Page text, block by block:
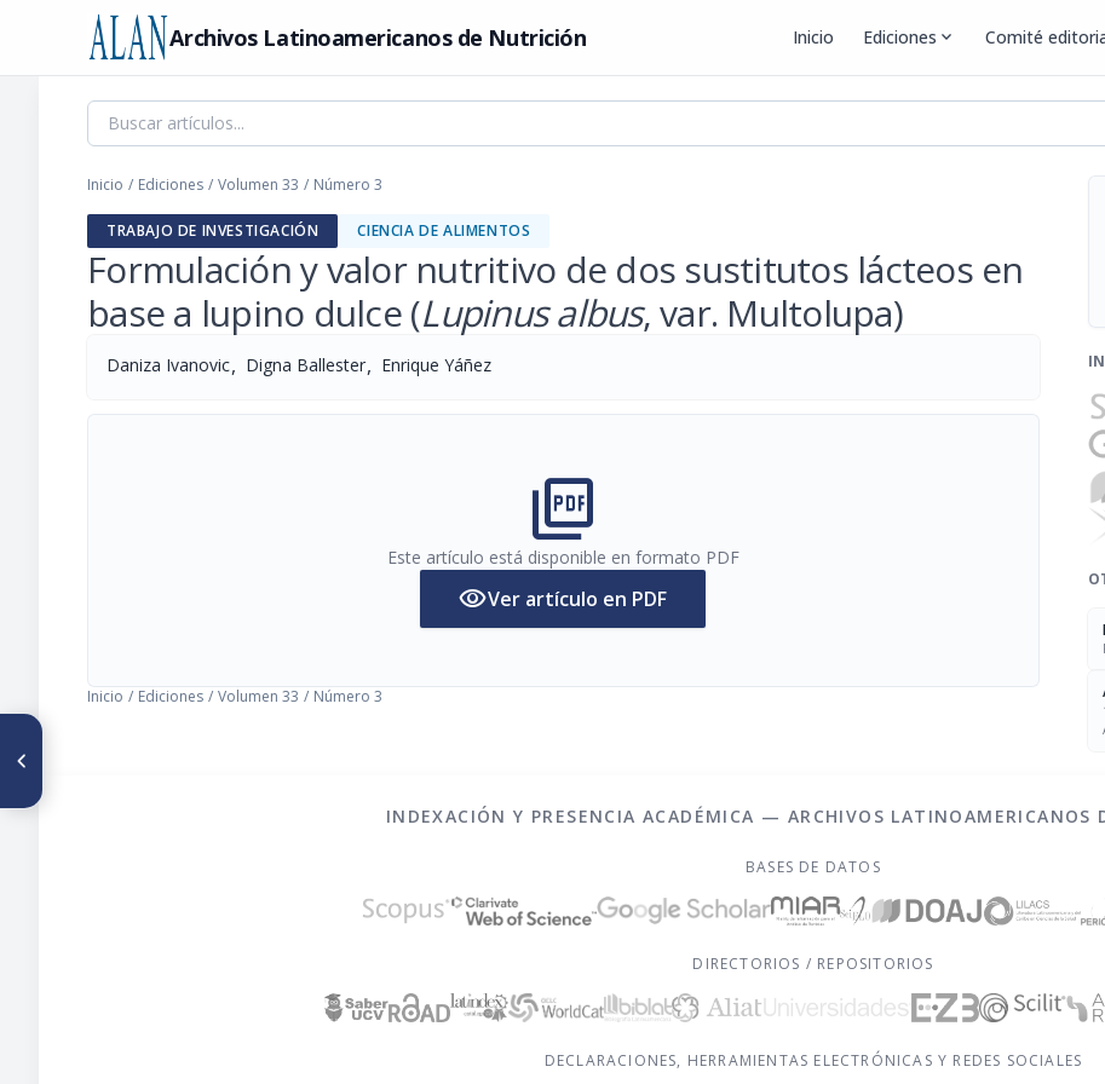
Archivos Latinoamericanos de Nutrición Inicio Ediciones expand_more Comité
Inicio / Ediciones / Volumen 33 / Número 3
TRABAJO DE INVESTIGACIÓN CIENCIA DE ALIMENTOS
Formulación y valor nutritivo de dos sustitutos lácteos en
base a lupino dulce (Lupinus albus, var. Multolupa)
Daniza Ivanovic, Digna Ballester, Enrique Yáñez
picture_as_pdf
Este artículo está disponible en formato PDF
visibilityVer artículo en PDF
Inicio / Ediciones / Volumen 33 / Número 3
INDEXACIÓN Y PRESENCIA ACADÉMICA — ARCHIVOS LATINOAMERICANOS
BASES DE DATOS
DIRECTORIOS / REPOSITORIOS
DECLARACIONES, HERRAMIENTAS ELECTRÓNICAS Y REDES SOCIALES